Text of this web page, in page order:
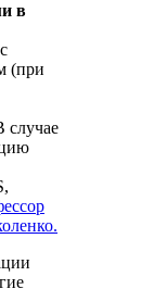
в
(при
случае